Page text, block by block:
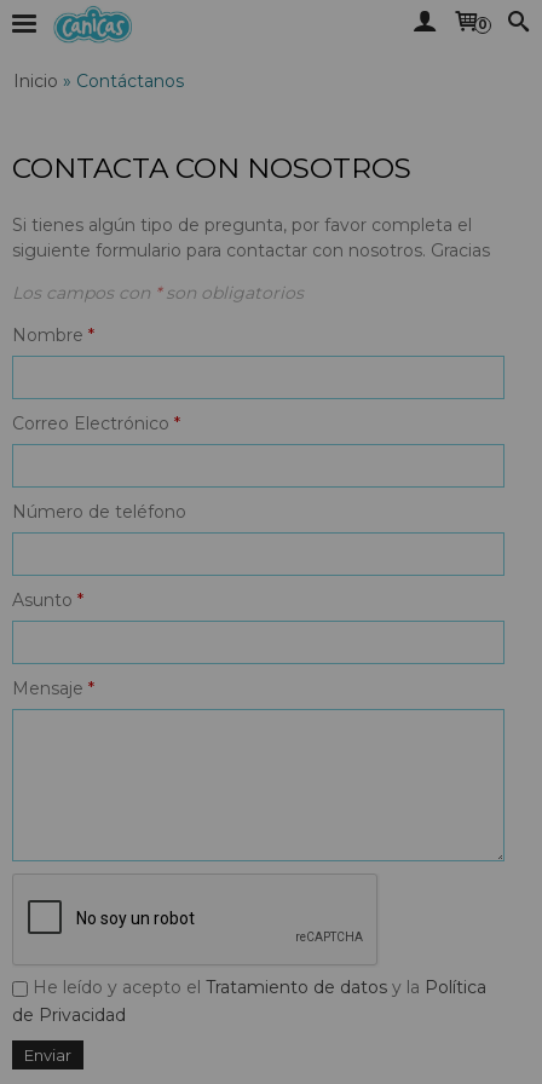
0
Inicio » Contáctanos
CONTACTA CON NOSOTROS
Si tienes algún tipo de pregunta, por favor completa el
siguiente formulario para contactar con nosotros. Gracias
Los campos con *son obligatorios
Nombre *
Correo Electrónico *
Número de teléfono
Asunto *
Mensaje *
He leído y acepto el Tratamiento de datos y la Política
de Privacidad